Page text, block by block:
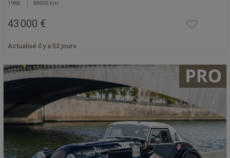
1988 88500 km
43 000 €
Actualisé il y a 52 jours